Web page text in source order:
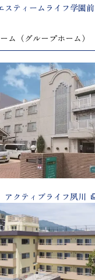
スティームライフ学園前
ム（グループホーム）
アクティブライフ夙川